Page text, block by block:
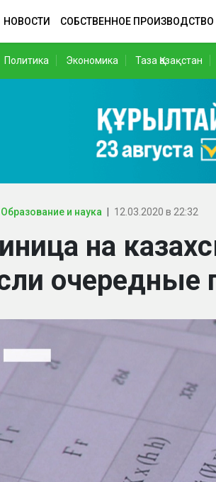
НОВОСТИ СОБСТВЕННОЕ ПРОИЗВОДСТВО
Политика Экономика Таза Қазақстан
Образование и наука 12.03.2020 в 22:32
на
очередные